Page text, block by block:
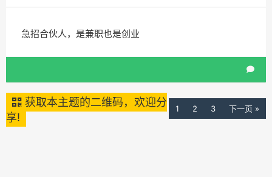
急招合伙人，是兼职也是创业
1 2 3 下一页 »
获取本主题的二维码，欢迎分
享!